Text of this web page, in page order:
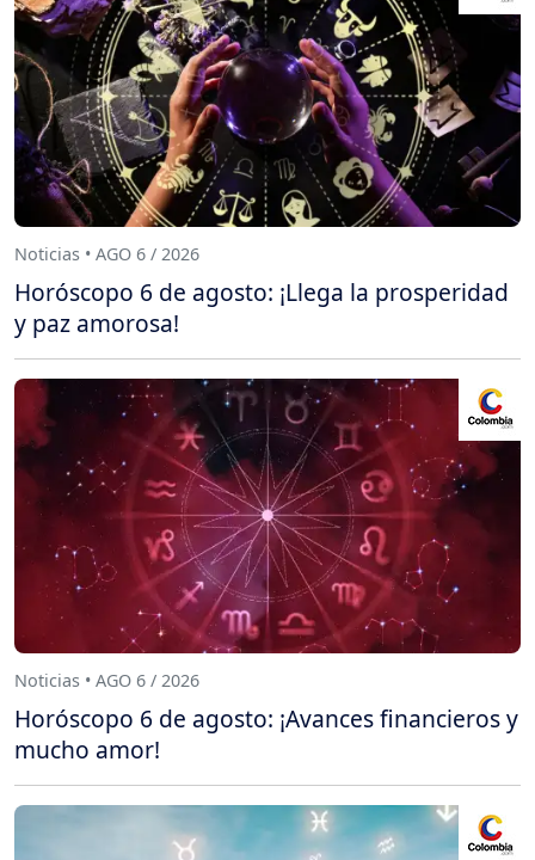
Noticias • AGO 6 / 2026
Horóscopo 6 de agosto: ¡Llega la prosperidad
y paz amorosa!
Noticias • AGO 6 / 2026
Horóscopo 6 de agosto: ¡Avances financieros y
mucho amor!